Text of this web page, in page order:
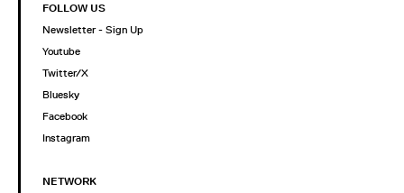
FOLLOW US
Newsletter - Sign Up
Youtube
Twitter/X
Bluesky
Facebook
Instagram
NETWORK